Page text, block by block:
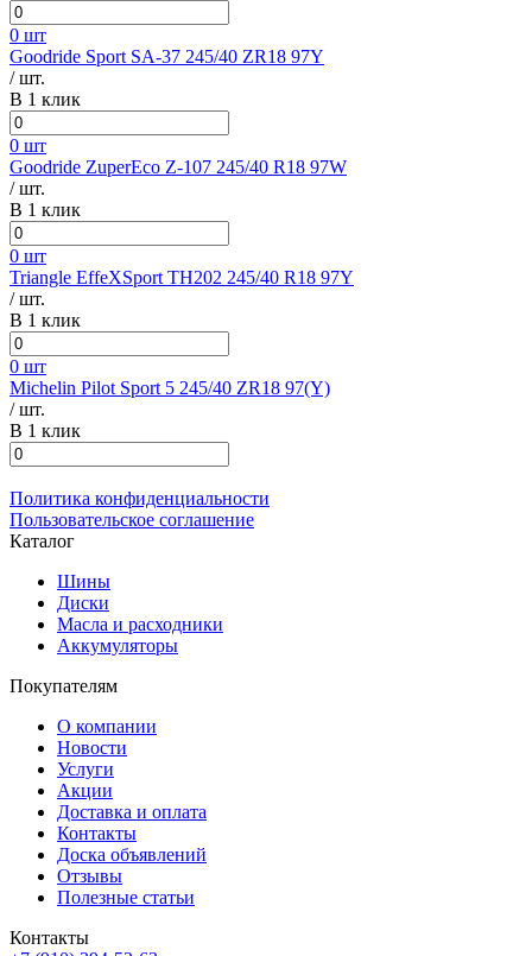
0 шт
Goodride Sport SA-37 245/40 ZR18 97Y
/ шт.
В 1 клик
0 шт
Goodride ZuperEco Z-107 245/40 R18 97W
/ шт.
В 1 клик
0 шт
Triangle EffeXSport TH202 245/40 R18 97Y
/ шт.
В 1 клик
0 шт
Michelin Pilot Sport 5 245/40 ZR18 97(Y)
/ шт.
В 1 клик
Политика конфиденциальности
Пользовательское соглашение
Каталог
Шины
Диски
Масла и расходники
Аккумуляторы
Покупателям
О компании
Новости
Услуги
Акции
Доставка и оплата
Контакты
Доска объявлений
Отзывы
Полезные статьи
Контакты